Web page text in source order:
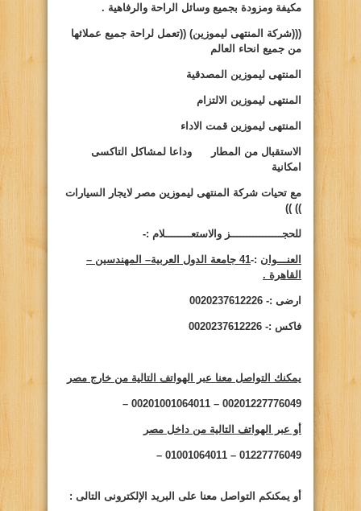
مكيفة ومزودة بجميع وسائل الراحة والرفاهية .
(((شركة المنتهى ليموزين) ((تعمل لراحة جميع عملائها
من جميع انحاء العالم
المنتهى ليموزين المصدقية
المنتهى ليموزين الالتزام
المنتهى ليموزين قمت الاداء
الاستقبال من المطار وداعا لمشاكل التاكسى
امكانية
مع تحيات شركة المنتهى ليموزين مصر لايجار السيارات
))
))
للحجــــــــــــــــز والاستعــــــــلام :-
العنـــوان :-
41 جامعة الدول العربية– المهندسين –
القاهرة .
ارضى :- 0020237612226
فاكس :- 0020237612226
يمكنك التواصل معنا عبر الهواتف التالية من خارج مصر
00201227776049 – 00201001064011 –
أو عبر الهواتف التالية من داخل مصر
01227776049 – 01001064011 –
أو يمكنكم التواصل معنا على البريد الإلكترونى التالى :